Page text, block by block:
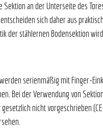
an der Unterseite des
sich daher aus
der stählernen Bodensektion
serienmäßig mit Finger-
Bei der Verwendung von
nicht vorgeschrieben